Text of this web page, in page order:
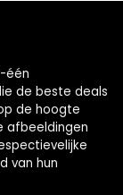
één
de beste deals
de hoogte
afbeeldingen
van hun